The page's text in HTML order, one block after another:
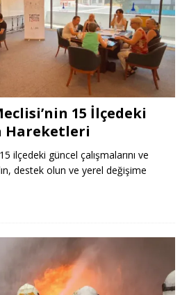
15 İlçedeki
Hareketleri
ilçedeki güncel çalışmalarını ve
destek olun ve yerel değişime